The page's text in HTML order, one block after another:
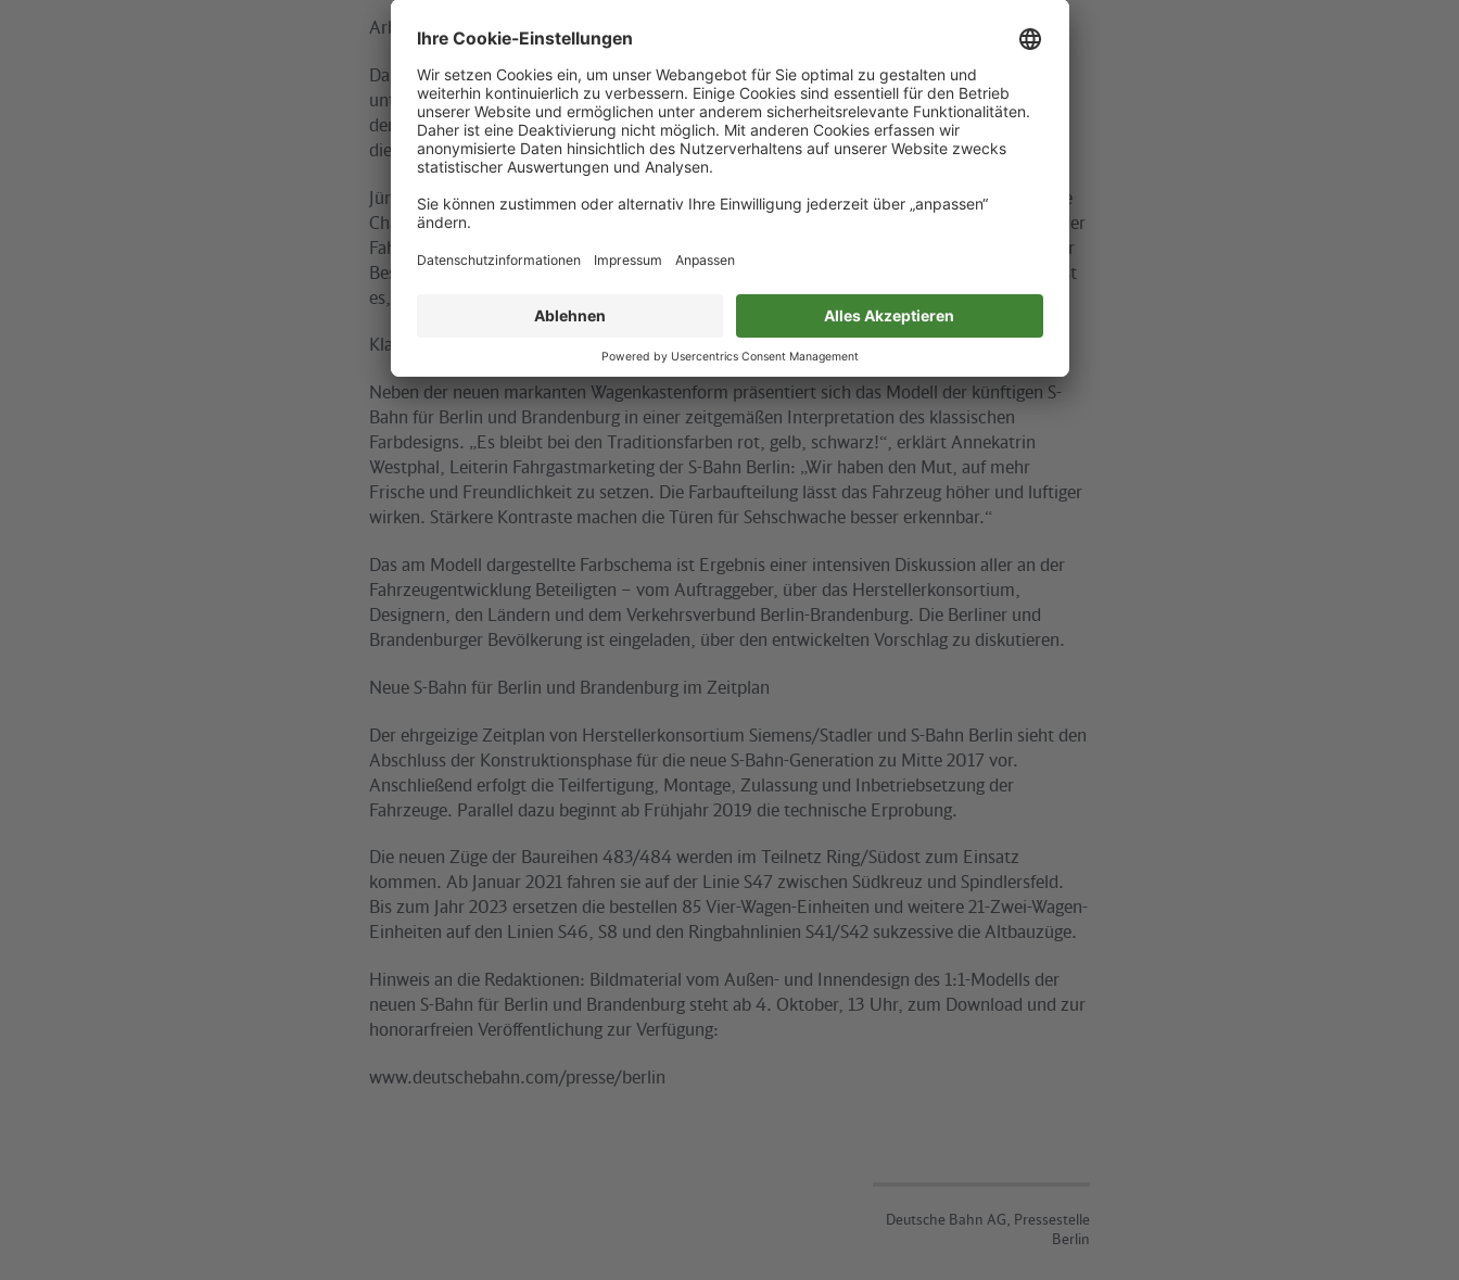
Arbeitsmittel mit Mehrwert
Das in den Filmstudios Babelsberg gefertigte Wagenmodell dient als Arbeitsmittel und
unterstützt Ingenieure und Konstrukteure bei der Entwicklung finaler Lösungen für den Bau
der realen Wagenkästen. Änderungsvorschläge aus dem Kreis der Testpersonen können auf
diese Weise konkret auf ihre Umsetzbarkeit geprüft werden.
Jürgen Strippel, Projektleiter Neue S-Bahn bei der S-Bahn Berlin erklärt: „Wir haben die große
Chance, zum jetzigen Zeitpunkt Verbesserungspotentiale zu erkennen und in die Fertigung der
Fahrzeuge einfließen zu lassen. Änderungswünsche müssen, sofern sie von den Vorgaben der
Besteller abweichen, von diesen geprüft und gegebenenfalls beauftragt werden. Unser Ziel ist
es, bestmögliche Lösungen zu finden.“
Klassisches Farbdesign – neu interpretiert
Neben der neuen markanten Wagenkastenform präsentiert sich das Modell der künftigen S-
Bahn für Berlin und Brandenburg in einer zeitgemäßen Interpretation des klassischen
Farbdesigns. „Es bleibt bei den Traditionsfarben rot, gelb, schwarz!“, erklärt Annekatrin
Westphal, Leiterin Fahrgastmarketing der S-Bahn Berlin: „Wir haben den Mut, auf mehr
Frische und Freundlichkeit zu setzen. Die Farbaufteilung lässt das Fahrzeug höher und luftiger
wirken. Stärkere Kontraste machen die Türen für Sehschwache besser erkennbar.“
Das am Modell dargestellte Farbschema ist Ergebnis einer intensiven Diskussion aller an der
Fahrzeugentwicklung Beteiligten – vom Auftraggeber, über das Herstellerkonsortium,
Designern, den Ländern und dem Verkehrsverbund Berlin-Brandenburg. Die Berliner und
Brandenburger Bevölkerung ist eingeladen, über den entwickelten Vorschlag zu diskutieren.
Neue S-Bahn für Berlin und Brandenburg im Zeitplan
Der ehrgeizige Zeitplan von Herstellerkonsortium Siemens/Stadler und S-Bahn Berlin sieht den
Abschluss der Konstruktionsphase für die neue S-Bahn-Generation zu Mitte 2017 vor.
Anschließend erfolgt die Teilfertigung, Montage, Zulassung und Inbetriebsetzung der
Fahrzeuge. Parallel dazu beginnt ab Frühjahr 2019 die technische Erprobung.
Die neuen Züge der Baureihen 483/484 werden im Teilnetz Ring/Südost zum Einsatz
kommen. Ab Januar 2021 fahren sie auf der Linie S47 zwischen Südkreuz und Spindlersfeld.
Bis zum Jahr 2023 ersetzen die bestellen 85 Vier-Wagen-Einheiten und weitere 21-Zwei-Wagen-
Einheiten auf den Linien S46, S8 und den Ringbahnlinien S41/S42 sukzessive die Altbauzüge.
Hinweis an die Redaktionen: Bildmaterial vom Außen- und Innendesign des 1:1-Modells der
neuen S-Bahn für Berlin und Brandenburg steht ab 4. Oktober, 13 Uhr, zum Download und zur
honorarfreien Veröffentlichung zur Verfügung:
www.deutschebahn.com/presse/berlin
Deutsche Bahn AG, Pressestelle
Berlin